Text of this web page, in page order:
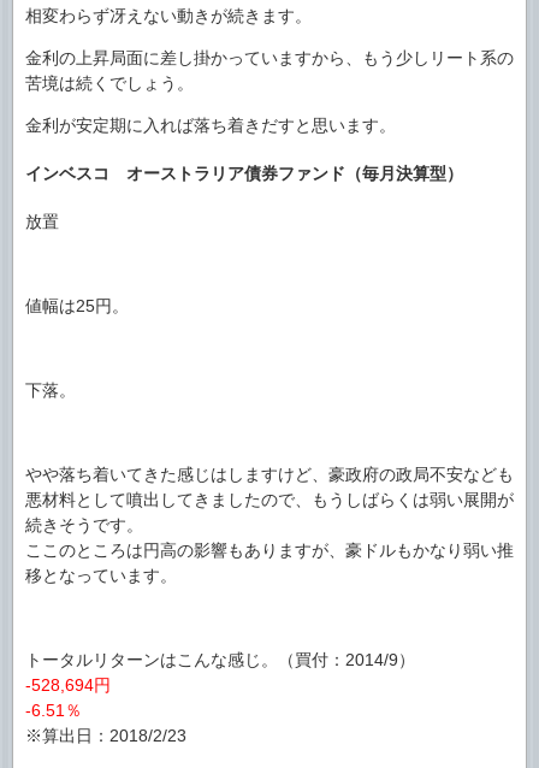
相変わらず冴えない動きが続きます。
金利の上昇局面に差し掛かっていますから、もう少しリート系の
苦境は続くでしょう。
金利が安定期に入れば落ち着きだすと思います。
インベスコ オーストラリア債券ファンド（毎月決算型）
放置
値幅は25円。
下落。
やや落ち着いてきた感じはしますけど、豪政府の政局不安なども
悪材料として噴出してきましたので、もうしばらくは弱い展開が
続きそうです。
ここのところは円高の影響もありますが、豪ドルもかなり弱い推
移となっています。
トータルリターンはこんな感じ。（買付：2014/9）
-528,694円
-6.51％
※算出日：2018/2/23